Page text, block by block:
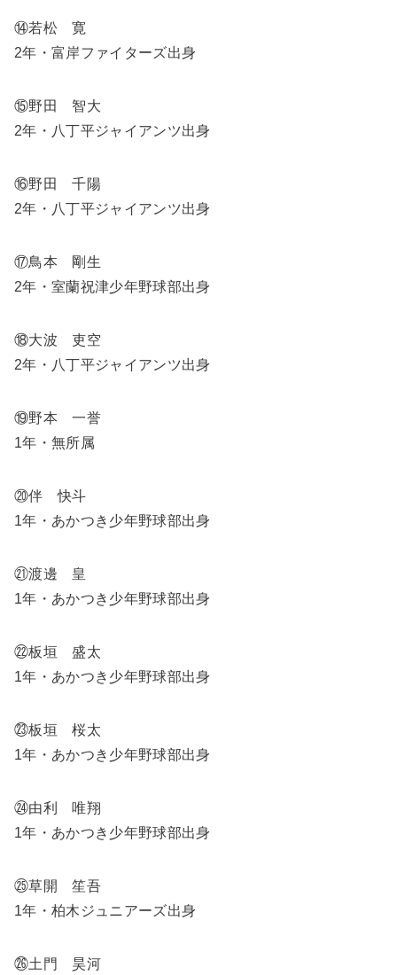
⑭若松 寛
2年・富岸ファイターズ出身
⑮野田 智大
2年・八丁平ジャイアンツ出身
⑯野田 千陽
2年・八丁平ジャイアンツ出身
⑰鳥本 剛生
2年・室蘭祝津少年野球部出身
⑱大波 吏空
2年・八丁平ジャイアンツ出身
⑲野本 一誉
1年・無所属
⑳伴 快斗
1年・あかつき少年野球部出身
㉑渡邊 皇
1年・あかつき少年野球部出身
㉒板垣 盛太
1年・あかつき少年野球部出身
㉓板垣 桜太
1年・あかつき少年野球部出身
㉔由利 唯翔
1年・あかつき少年野球部出身
㉕草開 笙吾
1年・柏木ジュニアーズ出身
㉖土門 昊河